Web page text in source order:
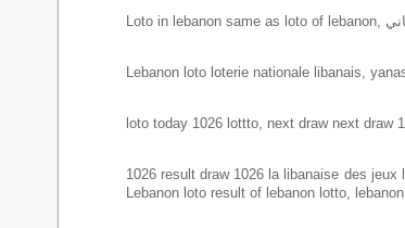
Lebanon loto loterie nationale libanais,
loto today 1026 lottto, next draw next draw
1026 result draw 1026 la libanaise des
Lebanon loto result of lebanon lotto,